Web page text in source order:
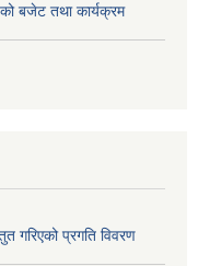
बजेट तथा कार्यक्रम
गरिएको प्रगति विवरण